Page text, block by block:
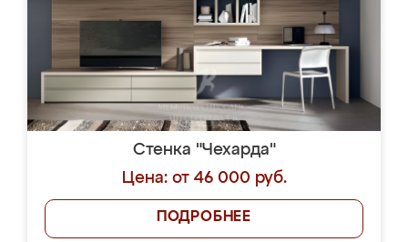
Стенка "Чехарда"
Цена: от 46 000 руб.
ПОДРОБНЕЕ